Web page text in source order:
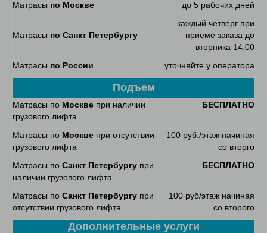
Матрасы по Москве до 5 рабочих дней
Матрасы по Санкт Петербургу
каждый четверг при
приеме заказа до
вторника 14:00
Матрасы по России уточняйте у оператора
Подъем
Матрасы по Москве при наличии
грузового лифта
БЕСПЛАТНО
Матрасы по Москве при отсутствии
грузового лифта
100 руб./этаж начиная
со вторго
Матрасы по Санкт Петербургу при
наличии грузового лифта
БЕСПЛАТНО
Матрасы по Санкт Петербургу при
отсутствии грузового лифта
100 руб/этаж начиная
со второго
Дополнительные услуги